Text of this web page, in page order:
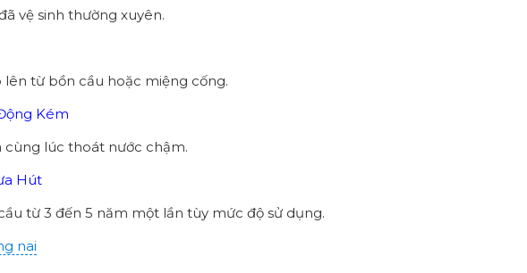
vệ sinh thường xuyên.
từ bồn cầu hoặc miệng cống.
Kém
cùng lúc thoát nước chậm.
Hút
từ 3 đến 5 năm một lần tùy mức độ sử dụng.
nai